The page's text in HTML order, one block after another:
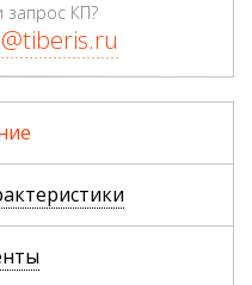
запрос КП?